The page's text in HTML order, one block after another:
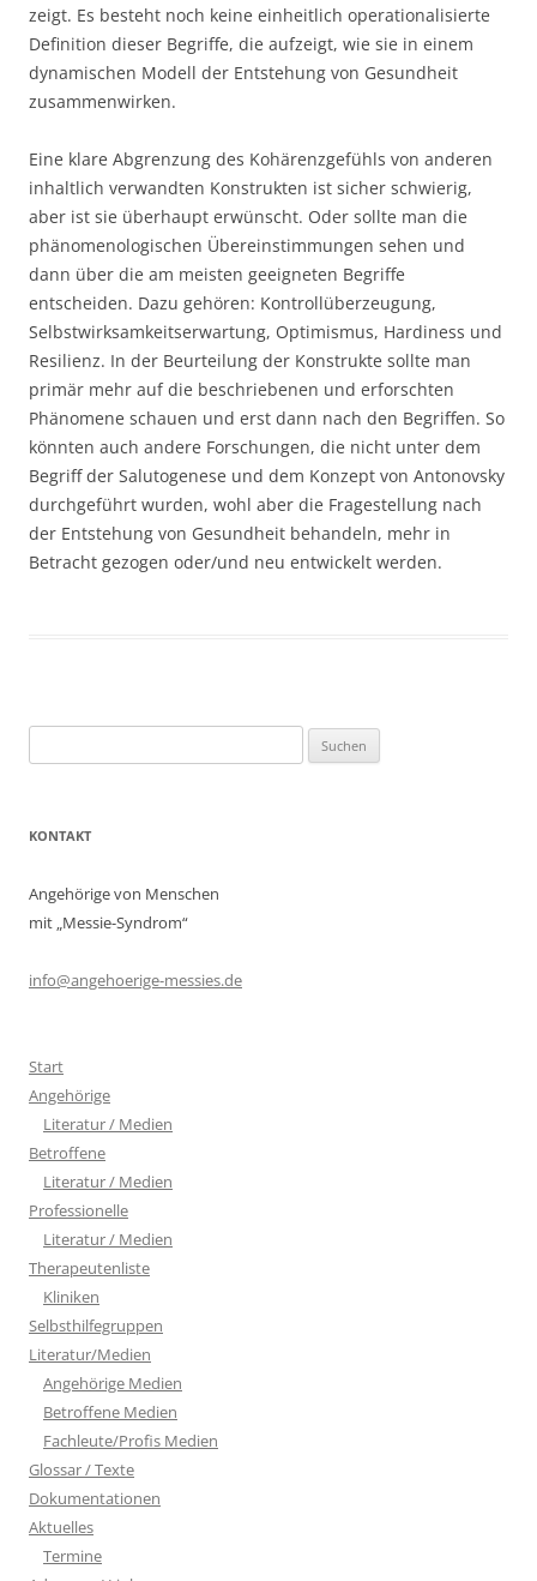
zeigt. Es besteht noch keine einheitlich operationalisierte
Definition dieser Begriffe, die aufzeigt, wie sie in einem
dynamischen Modell der Entstehung von Gesundheit
zusammenwirken.
Eine klare Abgrenzung des Kohärenzgefühls von anderen
inhaltlich verwandten Konstrukten ist sicher schwierig,
aber ist sie überhaupt erwünscht. Oder sollte man die
phänomenologischen Übereinstimmungen sehen und
dann über die am meisten geeigneten Begriffe
entscheiden. Dazu gehören: Kontrollüberzeugung,
Selbstwirksamkeitserwartung, Optimismus, Hardiness und
Resilienz. In der Beurteilung der Konstrukte sollte man
primär mehr auf die beschriebenen und erforschten
Phänomene schauen und erst dann nach den Begriffen. So
könnten auch andere Forschungen, die nicht unter dem
Begriff der Salutogenese und dem Konzept von Antonovsky
durchgeführt wurden, wohl aber die Fragestellung nach
der Entstehung von Gesundheit behandeln, mehr in
Betracht gezogen oder/und neu entwickelt werden.
nach:
KONTAKT
Angehörige von Menschen
mit „Messie-Syndrom“
info@angehoerige-messies.de
Start
Angehörige
Literatur / Medien
Betroffene
Literatur / Medien
Professionelle
Literatur / Medien
Therapeutenliste
Kliniken
Selbsthilfegruppen
Literatur/Medien
Angehörige Medien
Betroffene Medien
Fachleute/Profis Medien
Glossar / Texte
Dokumentationen
Aktuelles
Termine